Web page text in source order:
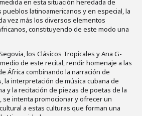
en esta situación heredada de
latinoamericanos y en especial, la
vez más los diversos elementos
constituyendo de este modo una
los Clásicos Tropicales y Ana G-
de este recital, rendir homenaje a las
África combinando la narración de
la interpretación de música cubana de
y la recitación de piezas de poetas de la
se intenta promocionar y ofrecer un
a estas culturas que forman una